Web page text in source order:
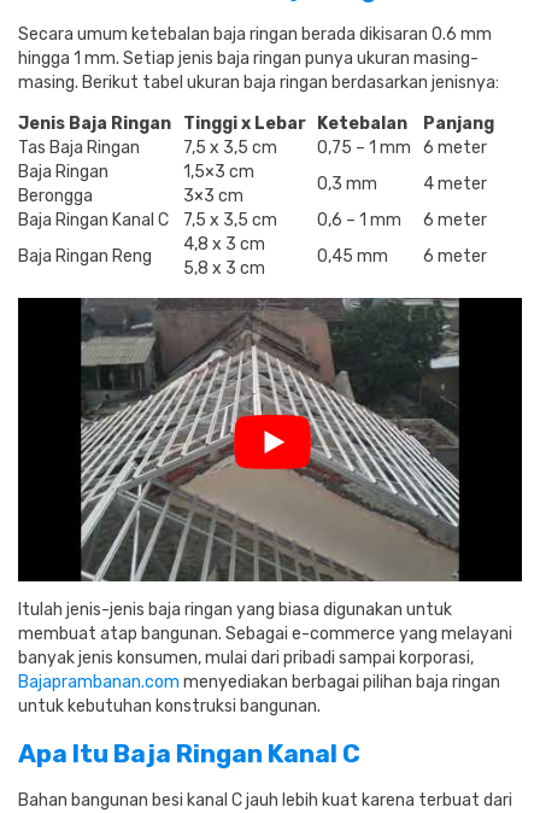
Secara umum ketebalan baja ringan berada dikisaran 0.6 mm
hingga 1 mm. Setiap jenis baja ringan punya ukuran masing-
masing. Berikut tabel ukuran baja ringan berdasarkan jenisnya:
Jenis Baja Ringan
Tinggi x Lebar Ketebalan
Panjang
Tas Baja Ringan
7,5 x 3,5 cm 0,75 – 1 mm
6 meter
Baja Ringan
Berongga
1,5×3 cm
3×3 cm
0,3 mm
4 meter
Baja Ringan Kanal C
7,5 x 3,5 cm 0,6 – 1 mm
6 meter
Baja Ringan Reng
4,8 x 3 cm
5,8 x 3 cm
0,45 mm 6 meter
Itulah jenis-jenis baja ringan yang biasa digunakan untuk
membuat atap bangunan. Sebagai e-commerce yang melayani
banyak jenis konsumen, mulai dari pribadi sampai korporasi,
Bajaprambanan.com menyediakan berbagai pilihan baja ringan
untuk kebutuhan konstruksi bangunan.
Apa Itu Baja Ringan Kanal C
Bahan bangunan besi kanal C jauh lebih kuat karena terbuat dari